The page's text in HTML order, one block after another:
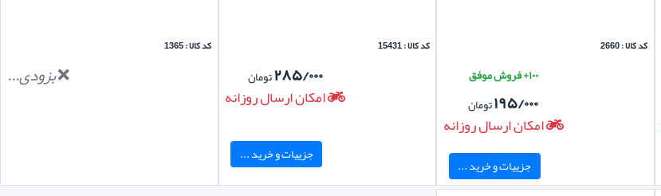
کد کالا : 2660
۱۰۰+ فروش موفق
۱۹۵/۰۰۰تومان
امکان ارسال روزانه
جزییات و خرید ...
کد کالا : 15431
۲۸۵/۰۰۰تومان
امکان ارسال روزانه
جزییات و خرید ...
کد کالا : 1365
بزودی...